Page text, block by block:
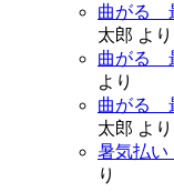
曲がる
太郎 より
曲がる
より
曲がる
太郎 より
暑気払
り